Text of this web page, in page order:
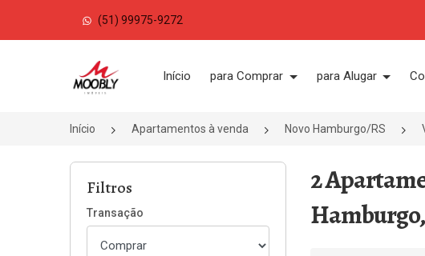
(51) 99975-9272
Página inicial
Início para Comprar para Alugar
Início Apartamentos à venda Novo Hamburgo/RS
Filtros
Transação
2